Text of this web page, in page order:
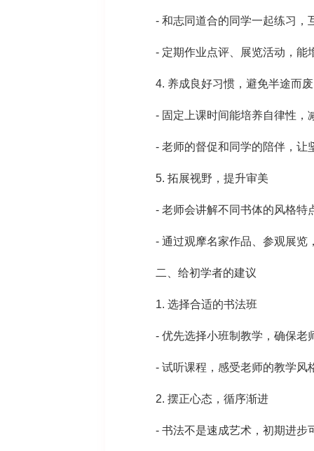
- 和志同道合的同学一起练习，
- 定期作业点评、展览活动，能
4. 养成良好习惯，避免半途而废
- 固定上课时间能培养自律性，
- 老师的督促和同学的陪伴，让
5. 拓展视野，提升审美
- 老师会讲解不同书体的风格特
- 通过观摩名家作品、参观展览
二、给初学者的建议
1. 选择合适的书法班
- 优先选择小班制教学，确保老
- 试听课程，感受老师的教学风
2. 摆正心态，循序渐进
- 书法不是速成艺术，初期进步